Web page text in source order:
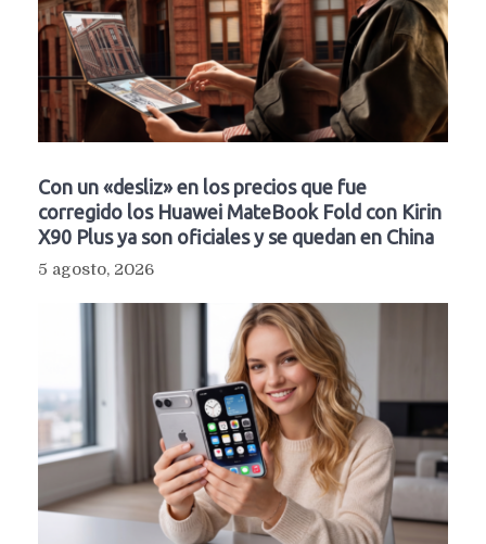
Con un «desliz» en los precios que fue
corregido los Huawei MateBook Fold con Kirin
X90 Plus ya son oficiales y se quedan en China
5 agosto, 2026